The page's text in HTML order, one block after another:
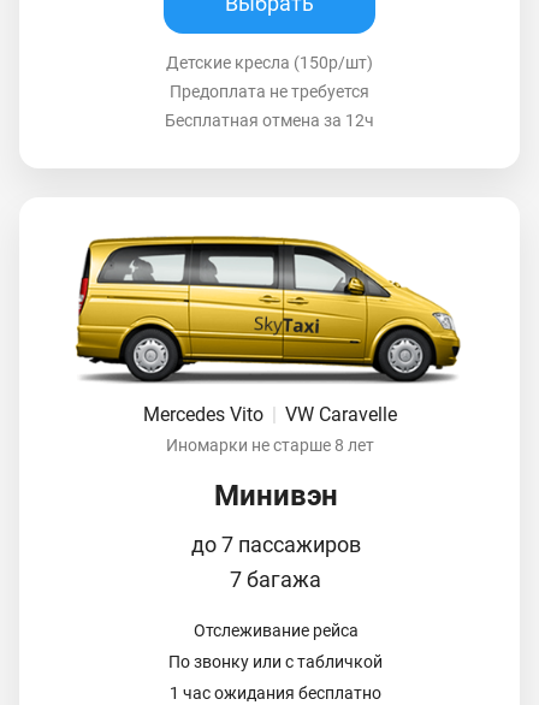
Детские кресла (150р/шт)
Предоплата не требуется
Бесплатная отмена за 12ч
Mercedes Vito VW Caravelle
Иномарки не старше 8 лет
Минивэн
до 7 пассажиров
7 багажа
Отслеживание рейса
По звонку или с табличкой
1 час ожидания бесплатно